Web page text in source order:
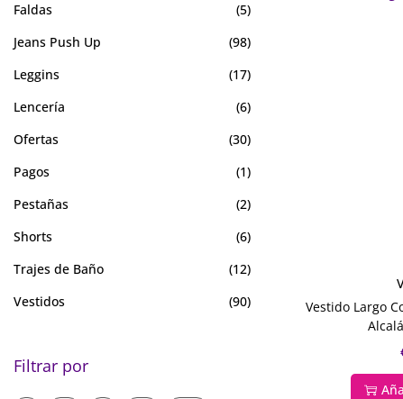
Vestido Largo
Faldas
(5)
Jeans Push Up
(98)
Leggins
(17)
Lencería
(6)
Ofertas
(30)
Pagos
(1)
Pestañas
(2)
Shorts
(6)
Trajes de Baño
(12)
Vestidos
(90)
Filtrar por